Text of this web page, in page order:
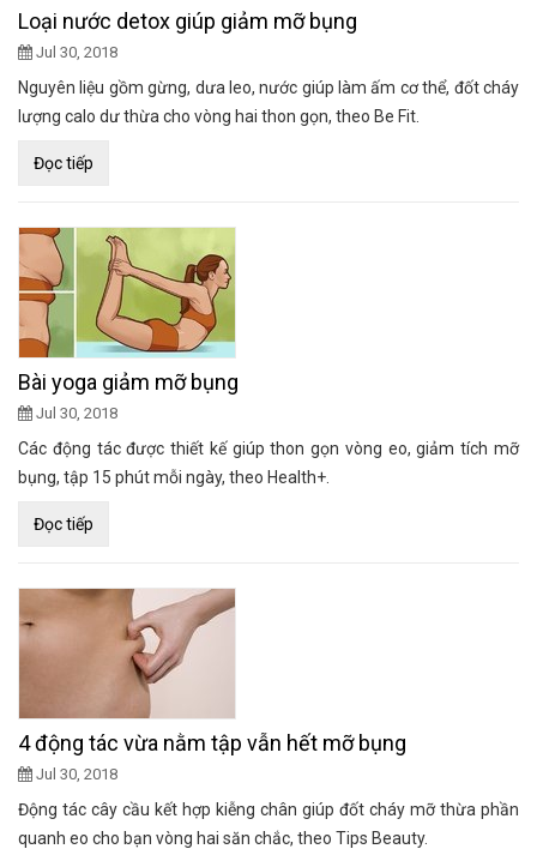
Loại nước detox giúp giảm mỡ bụng
Jul 30, 2018
Nguyên liệu gồm gừng, dưa leo, nước giúp làm ấm cơ thể, đốt cháy
lượng calo dư thừa cho vòng hai thon gọn, theo Be Fit.
Đọc tiếp
Bài yoga giảm mỡ bụng
Jul 30, 2018
Các động tác được thiết kế giúp thon gọn vòng eo, giảm tích mỡ
bụng, tập 15 phút mỗi ngày, theo Health+.
Đọc tiếp
4 động tác vừa nằm tập vẫn hết mỡ bụng
Jul 30, 2018
Động tác cây cầu kết hợp kiễng chân giúp đốt cháy mỡ thừa phần
quanh eo cho bạn vòng hai săn chắc, theo Tips Beauty.